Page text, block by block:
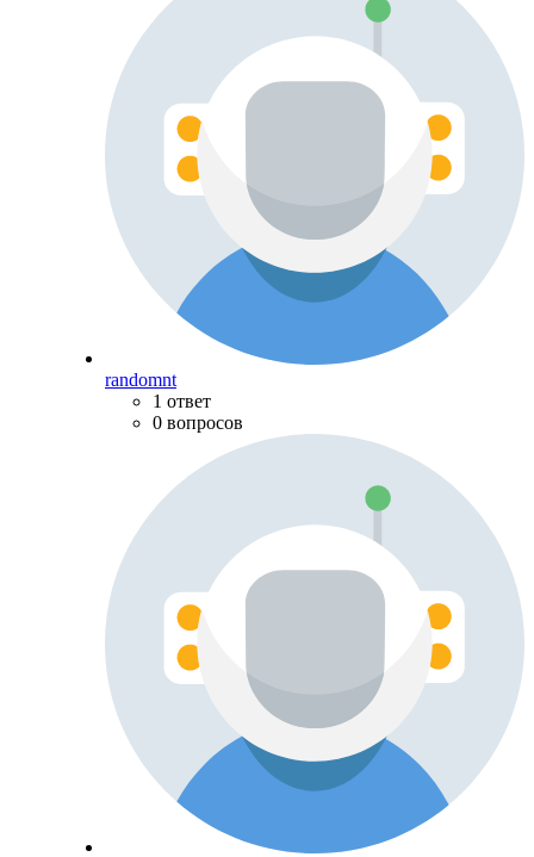
randomnt
1 ответ
0 вопросов